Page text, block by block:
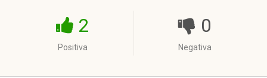
2
Positiva
0
Negativa